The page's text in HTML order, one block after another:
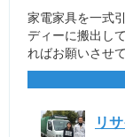
家電家具を一式
ディーに搬出し
ればお願いさせ
リ